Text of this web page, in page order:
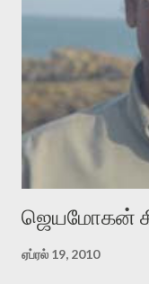
வடிக்க முயல்வதும்
மென்வெளிச்சத்தில்
வைத்து விட்டு
பயணப் படிமம் என்பது
விமர்சனத்தின் ஒரு
“காலை வணக்கங்கள்”
முதலில் கருவியை
ஜெயமோகன்
ஏப்ரல் 19, 2010